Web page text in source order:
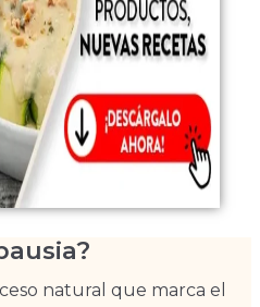
natural que marca el